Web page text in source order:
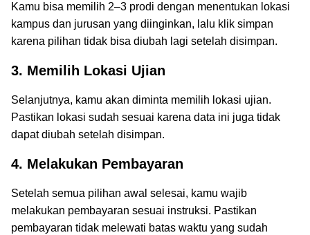
Kamu bisa memilih 2–3 prodi dengan menentukan lokasi
kampus dan jurusan yang diinginkan, lalu klik simpan
karena pilihan tidak bisa diubah lagi setelah disimpan.
3. Memilih Lokasi Ujian
Selanjutnya, kamu akan diminta memilih lokasi ujian.
Pastikan lokasi sudah sesuai karena data ini juga tidak
dapat diubah setelah disimpan.
4. Melakukan Pembayaran
Setelah semua pilihan awal selesai, kamu wajib
melakukan pembayaran sesuai instruksi. Pastikan
pembayaran tidak melewati batas waktu yang sudah